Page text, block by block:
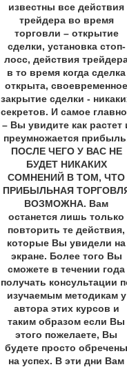
известны все действия
трейдера во время
торговли – открытие
сделки, установка стоп-
лосс, действия
в то время когда сделка
открыта,
закрытие сделки -
секретов. И самое
– Вы увидите как растет
преумножается
ПОСЛЕ ЧЕГО У ВАС НЕ
БУДЕТ НИКАКИХ
СОМНЕНИЙ В ТОМ, ЧТО
ПРИБЫЛЬНАЯ
ВОЗМОЖНА. Вам
останется лишь только
повторить те действия,
которые Вы увидели на
экране. Более того Вы
сможете в течении года
получать консультации
изучаемым методикам у
автора этих курсов и
таким образом если Вы
этого пожелаете, Вы
будете просто
на успех. В эти дни Вам